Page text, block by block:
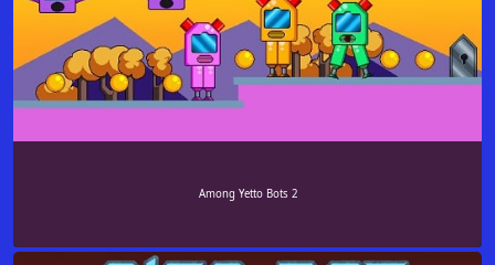
Among Yetto Bots 2